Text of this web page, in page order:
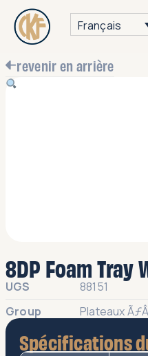
Français
revenir en arrière
8DP Foam Tray
UGS
88151
Group
Plateaux
Spécifications